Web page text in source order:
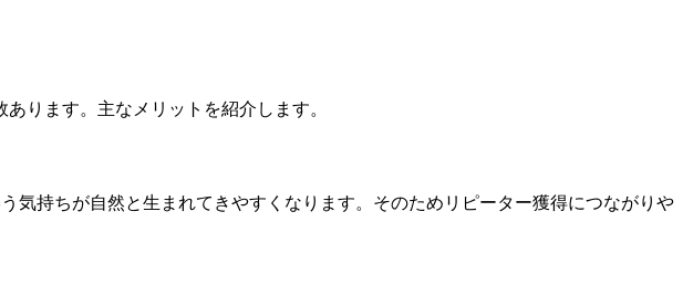
ります。主なメリットを紹介します。
気持ちが自然と生まれてきやすくなります。そのためリピーター獲得につながりや